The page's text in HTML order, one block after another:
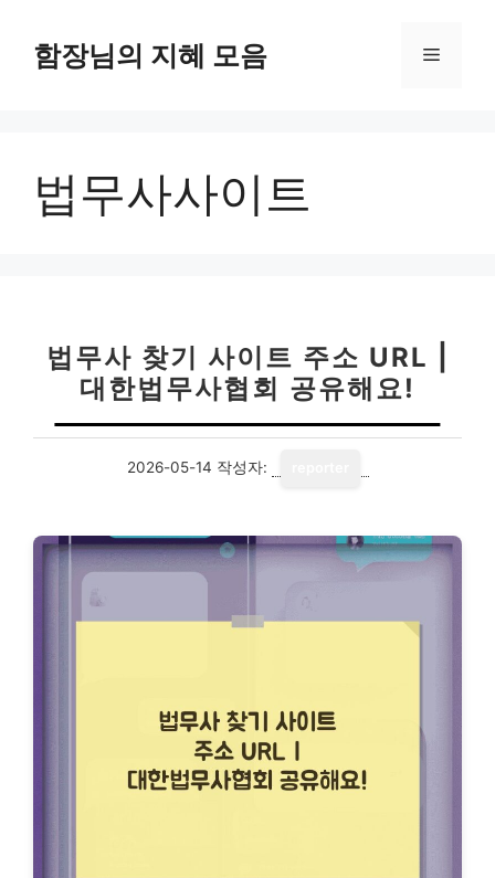
함장님의 지혜 모음 메
법무사사이트
법무사 찾기 사이트 주소 URL |
대한법무사협회 공유해요!
2026-05-14 작성자: